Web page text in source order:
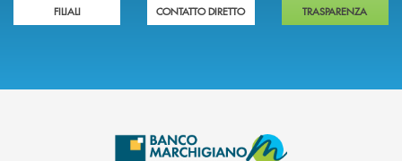
FILIALI CONTATTO DIRETTO TRASPARENZA